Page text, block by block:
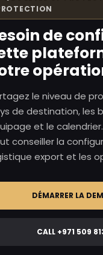
de
le niveau de
de destination, les
et le
conseiller la
export et les
DÉMARRER LA
CALL +971 509